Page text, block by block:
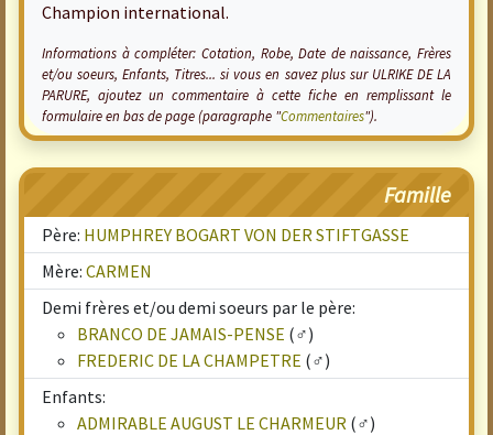
Champion international.
Informations à compléter: Cotation, Robe, Date de naissance, Frères
et/ou soeurs, Enfants, Titres... si vous en savez plus sur ULRIKE DE LA
PARURE, ajoutez un commentaire à cette fiche en remplissant le
formulaire en bas de page (paragraphe "Commentaires").
Famille
Père: HUMPHREY BOGART VON DER STIFTGASSE
Mère: CARMEN
Demi frères et/ou demi soeurs par le père:
BRANCO DE JAMAIS-PENSE (♂)
FREDERIC DE LA CHAMPETRE (♂)
Enfants:
ADMIRABLE AUGUST LE CHARMEUR (♂)